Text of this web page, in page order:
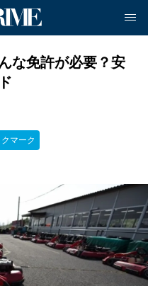
な免許が必要？安
マーク